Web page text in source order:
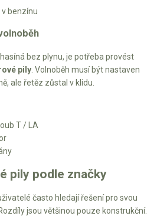
benzínu
bez plynu, je potřeba provést
pily . Volnoběh musí být nastaven
ale řetěz zůstal v klidu.
T / LA
pily podle značky
často hledají řešení pro svou
jsou většinou pouze konstrukční.